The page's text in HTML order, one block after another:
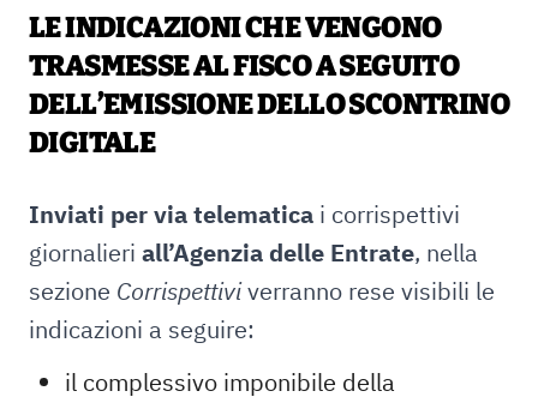
LE INDICAZIONI CHE VENGONO
TRASMESSE AL FISCO A SEGUITO
DELL’EMISSIONE DELLO SCONTRINO
DIGITALE
Inviati per via telematica i corrispettivi
giornalieri all’Agenzia delle Entrate, nella
sezione Corrispettiviverranno rese visibili le
indicazioni a seguire:
il complessivo imponibile della